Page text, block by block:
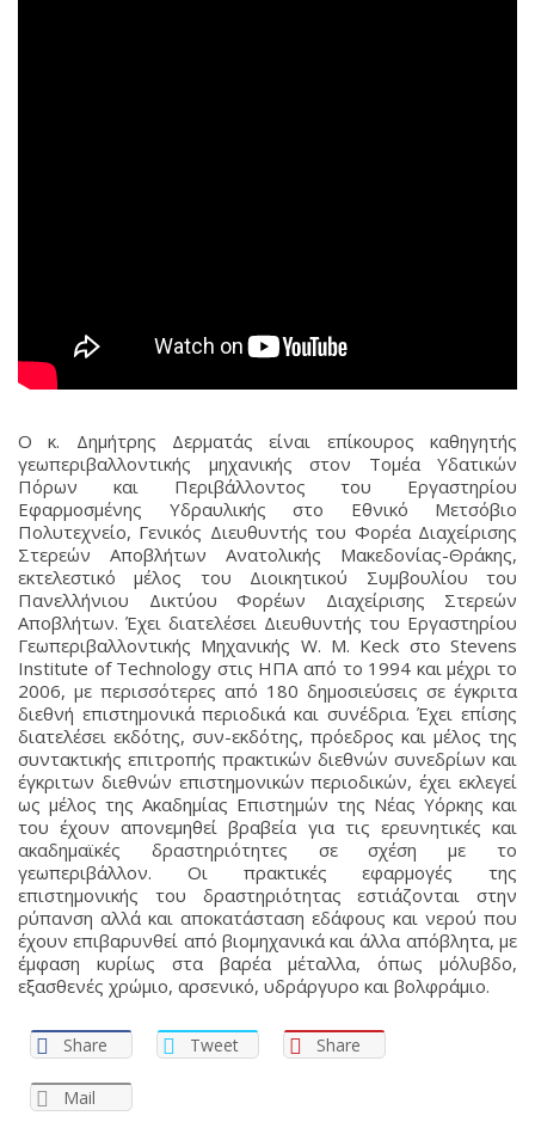
Ο κ. Δημήτρης Δερματάς είναι επίκουρος καθηγητής
γεωπεριβαλλοντικής μηχανικής στον Τομέα Υδατικών
Πόρων και Περιβάλλοντος του Εργαστηρίου
Εφαρμοσμένης Υδραυλικής στο Εθνικό Μετσόβιο
Πολυτεχνείο, Γενικός Διευθυντής του Φορέα Διαχείρισης
Στερεών Αποβλήτων Ανατολικής Μακεδονίας-Θράκης,
εκτελεστικό μέλος του Διοικητικού Συμβουλίου του
Πανελλήνιου Δικτύου Φορέων Διαχείρισης Στερεών
Αποβλήτων. Έχει διατελέσει Διευθυντής του Εργαστηρίου
Γεωπεριβαλλοντικής Μηχανικής W. M. Keck στο Stevens
Institute of Technology στις ΗΠΑ από το 1994 και μέχρι το
2006, με περισσότερες από 180 δημοσιεύσεις σε έγκριτα
διεθνή επιστημονικά περιοδικά και συνέδρια. Έχει επίσης
διατελέσει εκδότης, συν-εκδότης, πρόεδρος και μέλος της
συντακτικής επιτροπής πρακτικών διεθνών συνεδρίων και
έγκριτων διεθνών επιστημονικών περιοδικών, έχει εκλεγεί
ως μέλος της Ακαδημίας Επιστημών της Νέας Υόρκης και
του έχουν απονεμηθεί βραβεία για τις ερευνητικές και
ακαδημαϊκές δραστηριότητες σε σχέση με το
γεωπεριβάλλον. Οι πρακτικές εφαρμογές της
επιστημονικής του δραστηριότητας εστιάζονται στην
ρύπανση αλλά και αποκατάσταση εδάφους και νερού που
έχουν επιβαρυνθεί από βιομηχανικά και άλλα απόβλητα, με
έμφαση κυρίως στα βαρέα μέταλλα, όπως μόλυβδο,
εξασθενές χρώμιο, αρσενικό, υδράργυρο και βολφράμιο.
Share Tweet Share
Mail